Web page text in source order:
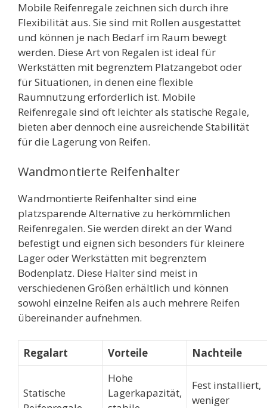
Mobile Reifenregale zeichnen sich durch ihre
Flexibilität aus. Sie sind mit Rollen ausgestattet
und können je nach Bedarf im Raum bewegt
werden. Diese Art von Regalen ist ideal für
Werkstätten mit begrenztem Platzangebot oder
für Situationen, in denen eine flexible
Raumnutzung erforderlich ist. Mobile
Reifenregale sind oft leichter als statische Regale,
bieten aber dennoch eine ausreichende Stabilität
für die Lagerung von Reifen.
Wandmontierte Reifenhalter
Wandmontierte Reifenhalter sind eine
platzsparende Alternative zu herkömmlichen
Reifenregalen. Sie werden direkt an der Wand
befestigt und eignen sich besonders für kleinere
Lager oder Werkstätten mit begrenztem
Bodenplatz. Diese Halter sind meist in
verschiedenen Größen erhältlich und können
sowohl einzelne Reifen als auch mehrere Reifen
übereinander aufnehmen.
Regalart Vorteile Nachteile
Statische
Hohe
Lagerkapazität,
Fest installiert,
weniger